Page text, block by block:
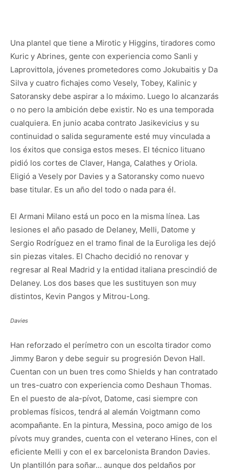
Una plantel que tiene a Mirotic y Higgins, tiradores como
Kuric y Abrines, gente con experiencia como Sanli y
Laprovittola, jóvenes prometedores como Jokubaitis y Da
Silva y cuatro fichajes como Vesely, Tobey, Kalinic y
Satoransky debe aspirar a lo máximo. Luego lo alcanzarás
o no pero la ambición debe existir. No es una temporada
cualquiera. En junio acaba contrato Jasikevicius y su
continuidad o salida seguramente esté muy vinculada a
los éxitos que consiga estos meses. El técnico lituano
pidió los cortes de Claver, Hanga, Calathes y Oriola.
Eligió a Vesely por Davies y a Satoransky como nuevo
base titular. Es un año del todo o nada para él.
El Armani Milano está un poco en la misma línea. Las
lesiones el año pasado de Delaney, Melli, Datome y
Sergio Rodríguez en el tramo final de la Euroliga les dejó
sin piezas vitales. El Chacho decidió no renovar y
regresar al Real Madrid y la entidad italiana prescindió de
Delaney. Los dos bases que les sustituyen son muy
distintos, Kevin Pangos y Mitrou-Long.
Davies
Han reforzado el perímetro con un escolta tirador como
Jimmy Baron y debe seguir su progresión Devon Hall.
Cuentan con un buen tres como Shields y han contratado
un tres-cuatro con experiencia como Deshaun Thomas.
En el puesto de ala-pívot, Datome, casi siempre con
problemas físicos, tendrá al alemán Voigtmann como
acompañante. En la pintura, Messina, poco amigo de los
pívots muy grandes, cuenta con el veterano Hines, con el
eficiente Melli y con el ex barcelonista Brandon Davies.
Un plantillón para soñar… aunque dos peldaños por